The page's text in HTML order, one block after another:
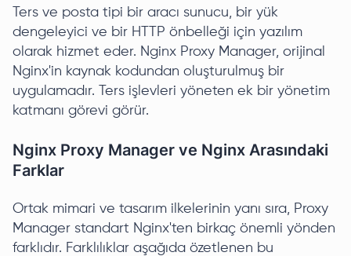
Ters ve posta tipi bir aracı sunucu, bir yük
dengeleyici ve bir HTTP önbelleği için yazılım
olarak hizmet eder. Nginx Proxy Manager, orijinal
Nginx'in kaynak kodundan oluşturulmuş bir
uygulamadır. Ters işlevleri yöneten ek bir yönetim
katmanı görevi görür.
Nginx Proxy Manager ve Nginx Arasındaki
Farklar
Ortak mimari ve tasarım ilkelerinin yanı sıra, Proxy
Manager standart Nginx'ten birkaç önemli yönden
farklıdır. Farklılıklar aşağıda özetlenen bu